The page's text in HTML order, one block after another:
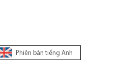
Phiên bản tiếng Anh